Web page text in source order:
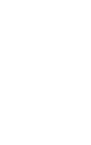
i favoriter